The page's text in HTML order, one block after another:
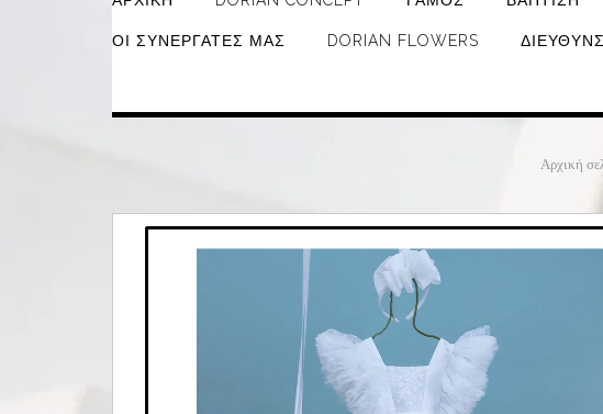
ΟΙ ΣΥΝΕΡΓΆΤΕΣ ΜΑΣ DORIAN FLOWERS
Αρχική